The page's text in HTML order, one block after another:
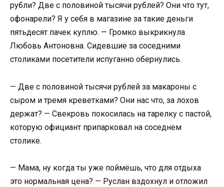
рубли? Две с половиной тысячи рублей? Они что тут,
офонарели? Я у себя в магазине за такие деньги
пятьдесят пачек куплю. — Громко выкрикнула
Любовь Антоновна. Сидевшие за соседними
столиками посетители испуганно обернулись.
— Две с половиной тысячи рублей за макароны с
сыром и тремя креветками? Они нас что, за лохов
держат? — Свекровь покосилась на тарелку с пастой,
которую официант припарковал на соседнем
столике.
— Мама, ну когда ты уже поймёшь, что для отдыха
это нормальная цена? — Руслан вздохнул и отложил